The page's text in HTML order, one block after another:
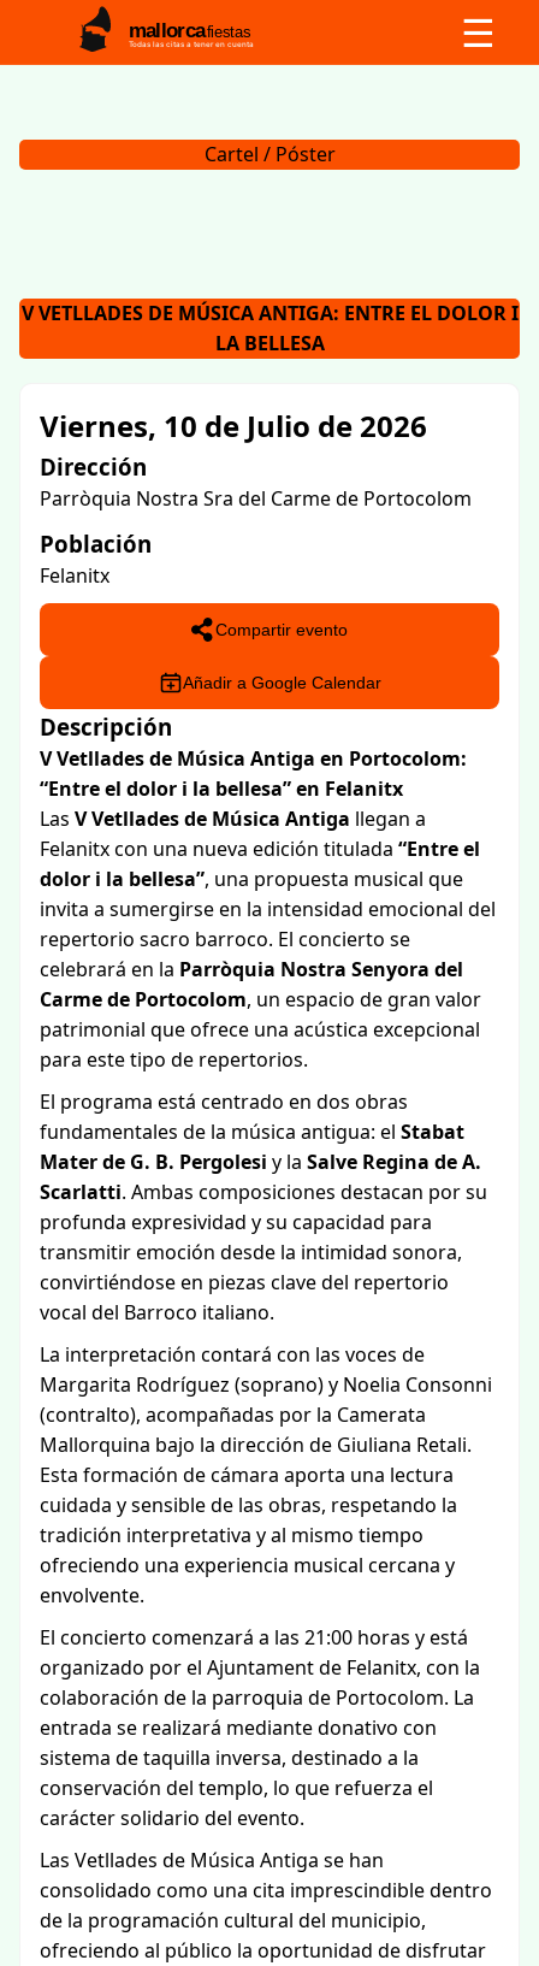
mallorcafiestas
Todas las citas a tener en cuenta ☰
Cartel / Póster
V VETLLADES DE MÚSICA ANTIGA: ENTRE EL DOLOR I
LA BELLESA
Viernes, 10 de Julio de 2026
Dirección
Parròquia Nostra Sra del Carme de Portocolom
Población
Felanitx
Compartir evento
Añadir a Google Calendar
Descripción
V Vetllades de Música Antiga en Portocolom:
“Entre el dolor i la bellesa” en Felanitx
Las V Vetllades de Música Antiga llegan a
Felanitx con una nueva edición titulada “Entre el
dolor i la bellesa”, una propuesta musical que
invita a sumergirse en la intensidad emocional del
repertorio sacro barroco. El concierto se
celebrará en la Parròquia Nostra Senyora del
Carme de Portocolom, un espacio de gran valor
patrimonial que ofrece una acústica excepcional
para este tipo de repertorios.
El programa está centrado en dos obras
fundamentales de la música antigua: el Stabat
Mater de G. B. Pergolesi y la Salve Regina de A.
Scarlatti. Ambas composiciones destacan por su
profunda expresividad y su capacidad para
transmitir emoción desde la intimidad sonora,
convirtiéndose en piezas clave del repertorio
vocal del Barroco italiano.
La interpretación contará con las voces de
Margarita Rodríguez (soprano) y Noelia Consonni
(contralto), acompañadas por la Camerata
Mallorquina bajo la dirección de Giuliana Retali.
Esta formación de cámara aporta una lectura
cuidada y sensible de las obras, respetando la
tradición interpretativa y al mismo tiempo
ofreciendo una experiencia musical cercana y
envolvente.
El concierto comenzará a las 21:00 horas y está
organizado por el Ajuntament de Felanitx, con la
colaboración de la parroquia de Portocolom. La
entrada se realizará mediante donativo con
sistema de taquilla inversa, destinado a la
conservación del templo, lo que refuerza el
carácter solidario del evento.
Las Vetllades de Música Antiga se han
consolidado como una cita imprescindible dentro
de la programación cultural del municipio,
ofreciendo al público la oportunidad de disfrutar